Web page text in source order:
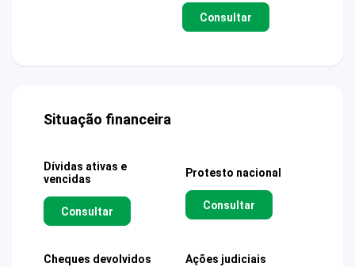
Consultar
Situação financeira
Dívidas ativas e
vencidas
Consultar
Protesto nacional
Consultar
Cheques devolvidos Ações judiciais